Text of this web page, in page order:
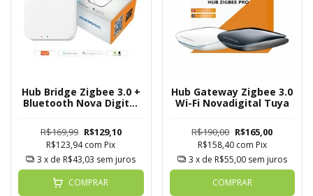
Hub Bridge Zigbee 3.0 +
Bluetooth Nova Digital
R$169,99 R$129,10
R$123,94com Pix
3 x de R$43,03 sem juros
COMPRAR
Hub Gateway Zigbee 3.0
Wi-Fi Novadigital Tuya
R$190,00 R$165,00
R$158,40 com Pix
3 x de R$55,00 sem juros
COMPRAR